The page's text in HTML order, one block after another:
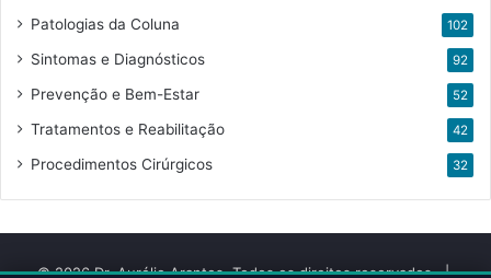
Patologias da Coluna 102
Sintomas e Diagnósticos 92
Prevenção e Bem-Estar 52
Tratamentos e Reabilitação 42
Procedimentos Cirúrgicos 32
© 2026 Dr. Aurélio Arantes. Todos os direitos reservados. |